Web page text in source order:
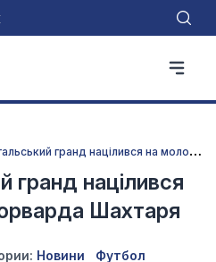
П
ортугальський гранд націлився на молодого форварда Шахтаря
гранд націлився
Шахтаря
Новини Футбол